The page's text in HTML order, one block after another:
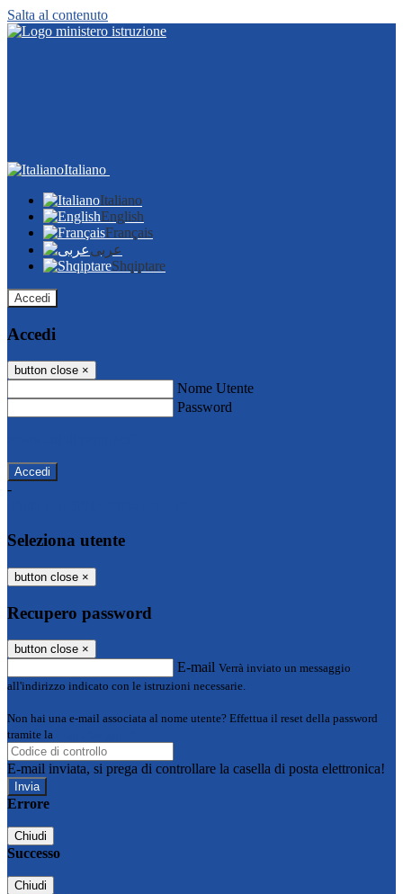
Salta al contenuto
Italiano
Italiano
English
Français
عربى
Shqiptare
Accedi
Accedi
button close ×
Nome Utente
Password
-
Seleziona utente
button close ×
Recupero password
button close ×
E-mail Verrà inviato un messaggio
all'indirizzo indicato con le istruzioni necessarie.
Non hai una e-mail associata al nome utente? Effettua il reset della password
tramite la
E-mail inviata, si prega di controllare la casella di posta elettronica!
Errore
Chiudi
Successo
Chiudi